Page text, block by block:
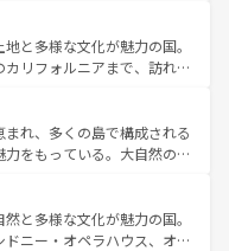
イスならではのユニークな
けでなく町歩きも満喫する
いため物価も高いが、旅行
ともできる。 なお、新
一覧 を参照してほしい。
と多様な文化が魅力の国。
リフォルニアまで、訪れる
ョッピング、エンターテイ
ポットだ。一方、アメリカ
ンドキャニオンやイエロー
楽と美食が融合した独特の
の各地域で異なる魅力を楽
な歴史を感じることができ
れ、多くの島で構成される
をもっている。大自然の神
番の観光地といえばオアフ
らマウイ島やカウアイ島が
に輝く海をはじめ、豊かな
と多様な文化が魅力の国。
ニー・オペラハウス、オー